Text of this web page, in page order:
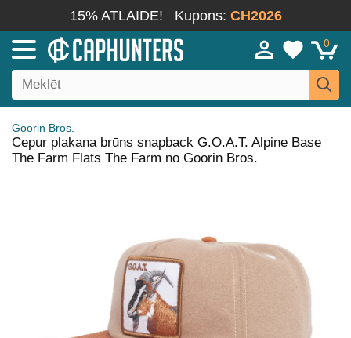
15% ATLAIDE! Kupons: CH2026
0
Goorin Bros.
Cepur plakana brūns snapback G.O.A.T. Alpine Base
The Farm Flats The Farm no Goorin Bros.